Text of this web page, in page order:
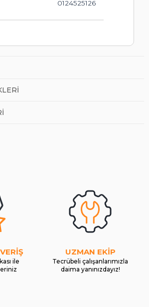
0124525126
ile
UZMAN EKİP
Tecrübeli çalışanlarımızla
daima yanınızdayız!